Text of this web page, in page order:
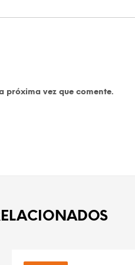
próxima vez que comente.